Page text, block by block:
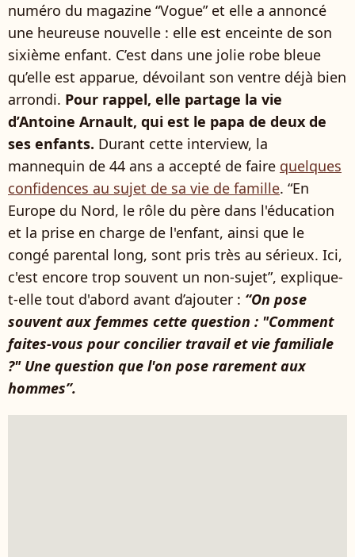
numéro du magazine “Vogue” et elle a annoncé
une heureuse nouvelle : elle est enceinte de son
sixième enfant. C’est dans une jolie robe bleue
qu’elle est apparue, dévoilant son ventre déjà bien
arrondi. Pour rappel, elle partage la vie
d’Antoine Arnault, qui est le papa de deux de
ses enfants. Durant cette interview, la
mannequin de 44 ans a accepté de faire quelques
confidences au sujet de sa vie de famille. “En
Europe du Nord, le rôle du père dans l'éducation
et la prise en charge de l'enfant, ainsi que le
congé parental long, sont pris très au sérieux. Ici,
c'est encore trop souvent un non-sujet”, explique-
t-elle tout d'abord avant d’ajouter : “On pose
souvent aux femmes cette question : "Comment
faites-vous pour concilier travail et vie familiale
?" Une question que l'on pose rarement aux
hommes”.